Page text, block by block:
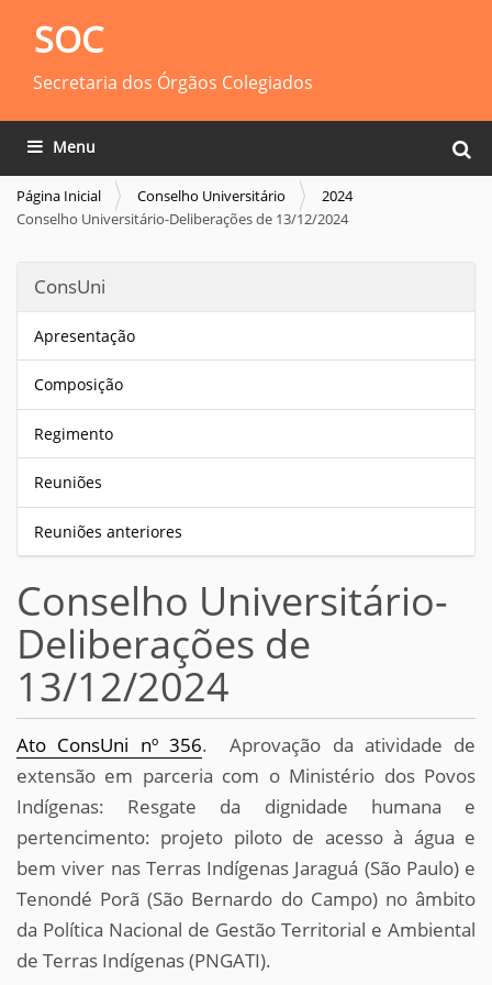
SOC
Secretaria dos Órgãos Colegiados
Busca
Toggle navigation
Página Inicial Conselho Universitário
2024
Conselho Universitário-Deliberações de 13/12/2024
ConsUni
Apresentação
Composição
Regimento
Reuniões
Reuniões anteriores
Conselho Universitário-
Deliberações de
13/12/2024
Ato ConsUni nº 356. Aprovação da atividade de
extensão em parceria com o Ministério dos Povos
Indígenas: Resgate da dignidade humana e
pertencimento: projeto piloto de acesso à água e
bem viver nas Terras Indígenas Jaraguá (São Paulo) e
Tenondé Porã (São Bernardo do Campo) no âmbito
da Política Nacional de Gestão Territorial e Ambiental
de Terras Indígenas (PNGATI).